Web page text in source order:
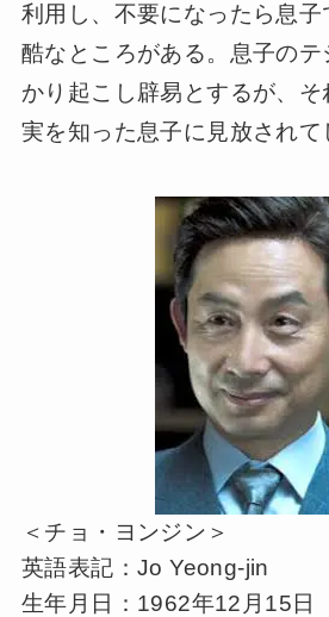
利用し、不要になったら息
酷なところがある。息子の
かり起こし辟易とするが、
実を知った息子に見放されて
＜チョ・ヨンジン＞
英語表記：Jo Yeong-jin
生年月日：1962年12月15日